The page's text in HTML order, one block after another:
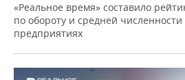
«Реальное время» составило
по обороту и средней
предприятиях